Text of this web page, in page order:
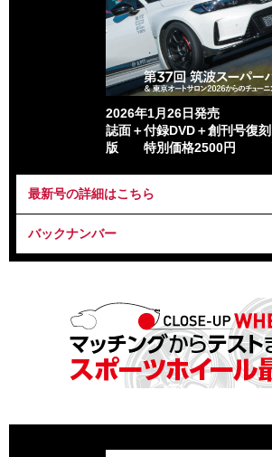
2026年1月26日発売
誌面＋付録DVD＋創刊号復刻
版 特別価格2500円
最新号の詳細はこちら
バックナンバー